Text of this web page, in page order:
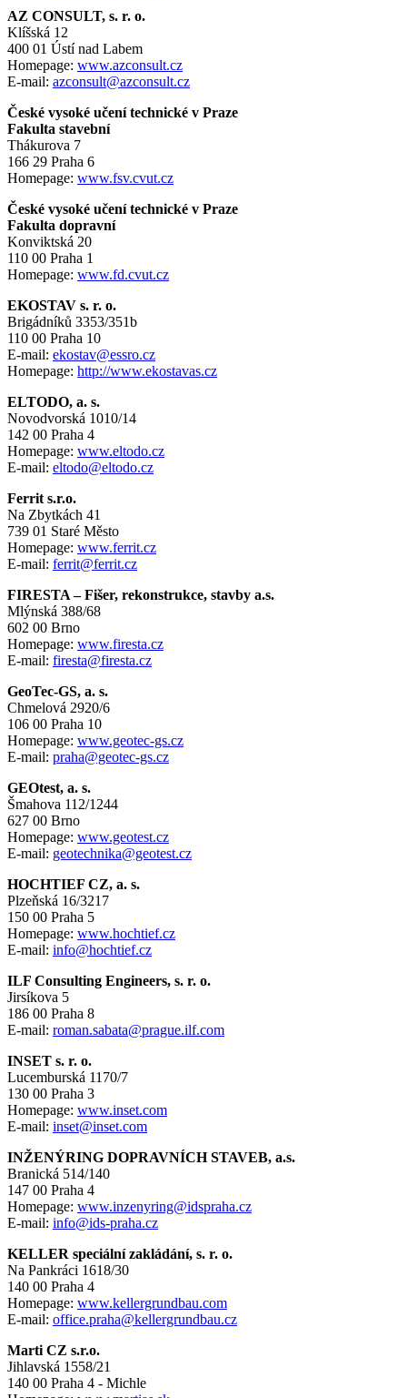
AZ CONSULT, s. r. o.
Klíšská 12
400 01 Ústí nad Labem
Homepage: www.azconsult.cz
E-mail: azconsult@azconsult.cz
České vysoké učení technické v Praze
Fakulta stavební
Thákurova 7
166 29 Praha 6
Homepage: www.fsv.cvut.cz
České vysoké učení technické v Praze
Fakulta dopravní
Konviktská 20
110 00 Praha 1
Homepage: www.fd.cvut.cz
EKOSTAV s. r. o.
Brigádníků 3353/351b
110 00 Praha 10
E-mail: ekostav@essro.cz
Homepage: http://www.ekostavas.cz
ELTODO, a. s.
Novodvorská 1010/14
142 00 Praha 4
Homepage: www.eltodo.cz
E-mail: eltodo@eltodo.cz
Ferrit s.r.o.
Na Zbytkách 41
739 01 Staré Město
Homepage: www.ferrit.cz
E-mail: ferrit@ferrit.cz
FIRESTA – Fišer, rekonstrukce, stavby a.s.
Mlýnská 388/68
602 00 Brno
Homepage: www.firesta.cz
E-mail: firesta@firesta.cz
GeoTec-GS, a. s.
Chmelová 2920/6
106 00 Praha 10
Homepage: www.geotec-gs.cz
E-mail: praha@geotec-gs.cz
GEOtest, a. s.
Šmahova 112/1244
627 00 Brno
Homepage: www.geotest.cz
E-mail: geotechnika@geotest.cz
HOCHTIEF CZ, a. s.
Plzeňská 16/3217
150 00 Praha 5
Homepage: www.hochtief.cz
E-mail: info@hochtief.cz
ILF Consulting Engineers, s. r. o.
Jirsíkova 5
186 00 Praha 8
E-mail: roman.sabata@prague.ilf.com
INSET s. r. o.
Lucemburská 1170/7
130 00 Praha 3
Homepage: www.inset.com
E-mail: inset@inset.com
INŽENÝRING DOPRAVNÍCH STAVEB, a.s.
Branická 514/140
147 00 Praha 4
Homepage: www.inzenyring@idspraha.cz
E-mail: info@ids-praha.cz
KELLER speciální zakládání, s. r. o.
Na Pankráci 1618/30
140 00 Praha 4
Homepage: www.kellergrundbau.com
E-mail: office.praha@kellergrundbau.cz
Marti CZ s.r.o.
Jihlavská 1558/21
140 00 Praha 4 - Michle